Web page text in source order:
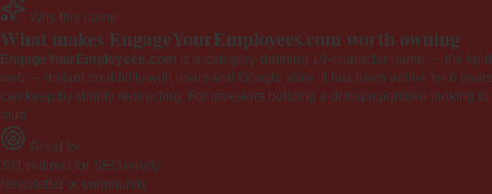
Why this name
What makes EngageYourEmployees.com worth owning
EngageYourEmployees.com is a category-defining 19-character name — the
web — instant credibility with users and Google alike. It has been online for 6
can keep by simply redirecting. For investors building a domain portfolio looking
loud.
Great for
301 redirect for SEO equity
Newsletter or community